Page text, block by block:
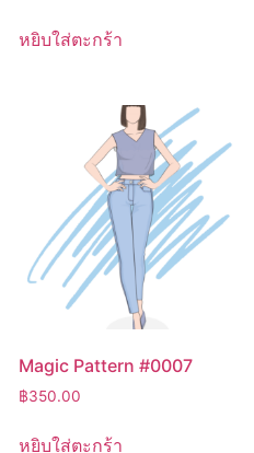
หยิบใส่ตะกร้า
Magic Pattern #0007
฿350.00
หยิบใส่ตะกร้า